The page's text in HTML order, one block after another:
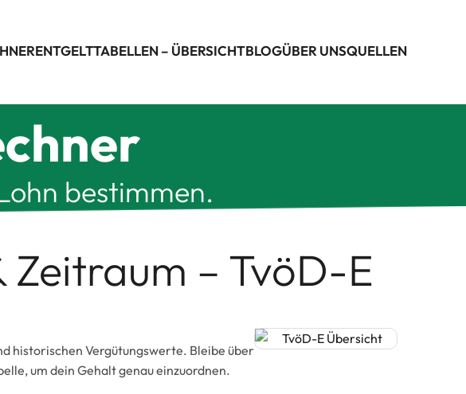
ENTGELTTABELLEN – ÜBERSICHTBLOGÜBER UNSQUELLEN
bestimmen.
– TvöD-E
historischen Vergütungswerte. Bleibe über
um dein Gehalt genau einzuordnen.